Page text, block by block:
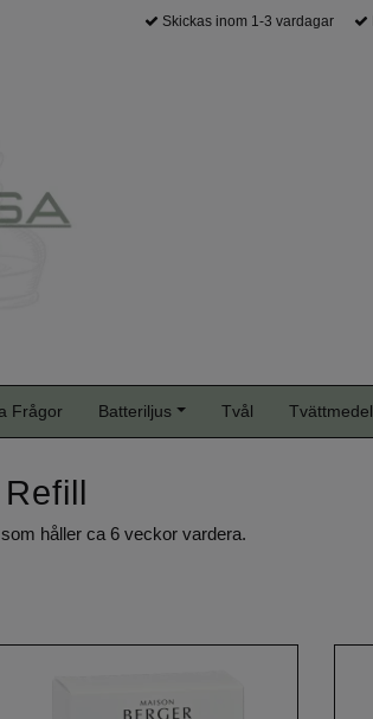
Skickas inom 1-3 vardagar
Frågor Batteriljus Tvål Tvättmedel
håller ca 6 veckor vardera.